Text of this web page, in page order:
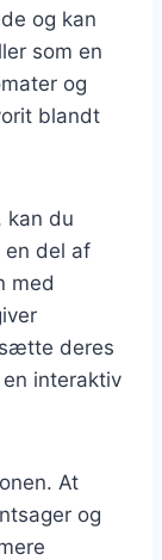
og kan
som en
og
blandt
kan du
en del af
med
deres
interaktiv
At
og